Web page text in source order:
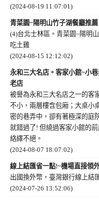
(2024-08-19 11:07:01)
青菜園~陽明山竹子湖餐廳推
(4)台北士林區。青菜園~陽明
吃土雞
(2024-08-15 12:12:02)
永和三大名店。客家小館~小
老店
被譽為永和三大名店之一的客
不小，兩層樓含包廂；大桌小
密的巷弄中，卻有著極深的庭
就錯過了! 但繞過客家小館的
絡繹不絕。
(2024-08-07 18:07:02)
線上結匯省一點!~機場直接領
出國換外幣，臺灣銀行線上結
(2024-07-26 13:52:06)